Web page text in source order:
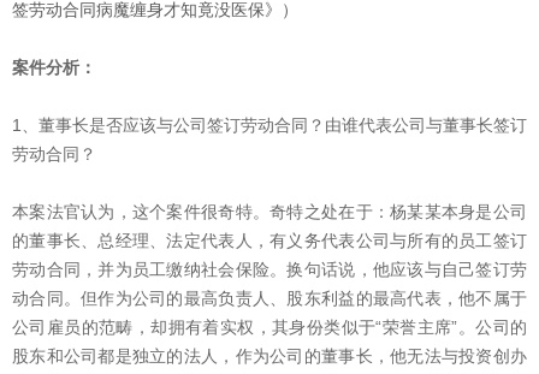
签劳动合同病魔缠身才知竟没医保》）
案件分析：
1、董事长是否应该与公司签订劳动合同？由谁代表公司与董事长签订
劳动合同？
本案法官认为，这个案件很奇特。奇特之处在于：杨某某本身是公司
的董事长、总经理、法定代表人，有义务代表公司与所有的员工签订
劳动合同，并为员工缴纳社会保险。换句话说，他应该与自己签订劳
动合同。但作为公司的最高负责人、股东利益的最高代表，他不属于
公司雇员的范畴，却拥有着实权，其身份类似于“荣誉主席”。公司的
股东和公司都是独立的法人，作为公司的董事长，他无法与投资创办